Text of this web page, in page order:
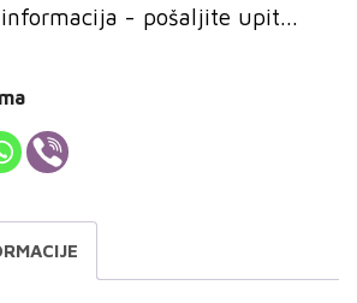
- pošaljite upit...